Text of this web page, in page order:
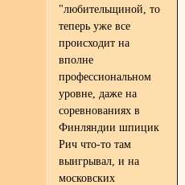
"любительщиной, то
теперь уже все
происходит на
вполне
профессиональном
уровне, даже на
соревнованиях в
Финляндии шпицик
Рич что-то там
выигрывал, и на
московских